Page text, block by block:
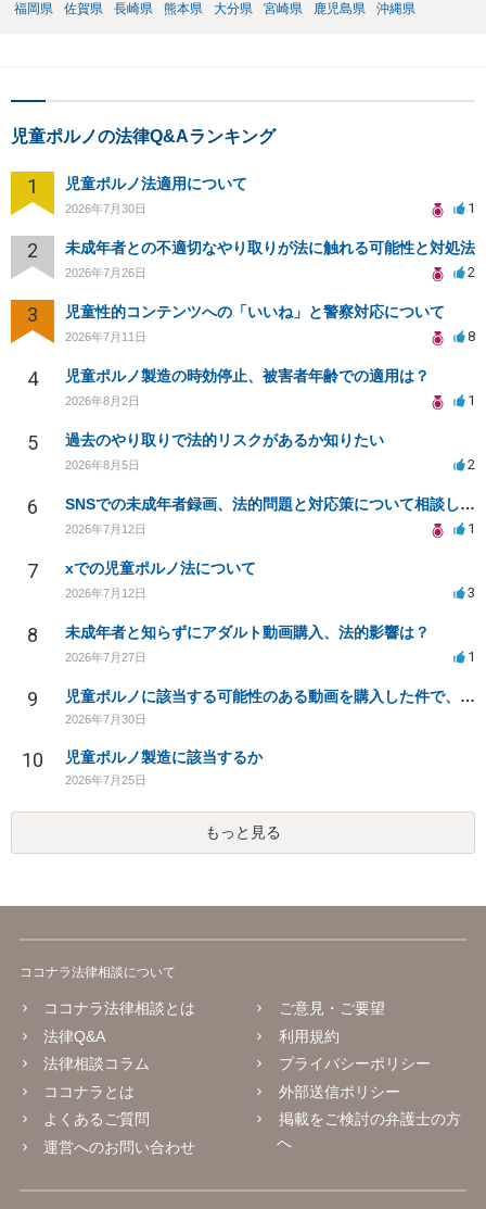
福岡県
佐賀県 長崎県 熊本県 大分県 宮崎県 鹿児島県 沖縄県
児童ポルノの法律Q&Aランキング
1 児童ポルノ法適用について
2026年7月30日 1
2 未成年者との不適切なやり取りが法に触れる可能性と対処法
2026年7月26日 2
3 児童性的コンテンツへの「いいね」と警察対応について
2026年7月11日 8
4 児童ポルノ製造の時効停止、被害者年齢での適用は？
2026年8月2日 1
5 過去のやり取りで法的リスクがあるか知りたい
2026年8月5日 2
6 SNSでの未成年者録画、法的問題と対応策について相談したい
2026年7月12日 1
7 xでの児童ポルノ法について
2026年7月12日 3
8 未成年者と知らずにアダルト動画購入、法的影響は？
2026年7月27日 1
9 児童ポルノに該当する可能性のある動画を購入した件で、家族や職場に知られたり、逮捕などあるのでしょうか
2026年7月30日
10 児童ポルノ製造に該当するか
2026年7月25日
もっと見る
ココナラ法律相談について
ココナラ法律相談とは
法律Q&A
法律相談コラム
ココナラとは
よくあるご質問
運営へのお問い合わせ
ご意見・ご要望
利用規約
プライバシーポリシー
外部送信ポリシー
掲載をご検討の弁護士の方
へ